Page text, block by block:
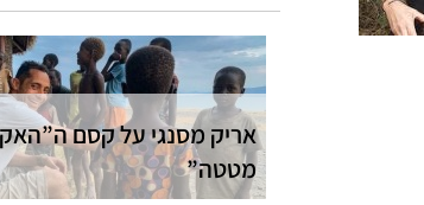
אריק מסנגי על קסם
מטטה”